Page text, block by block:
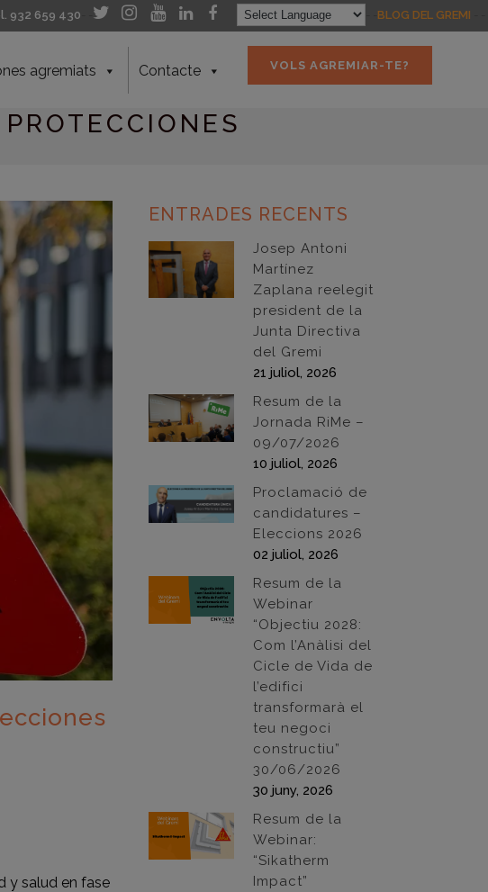
932 659 430 BLOG DEL GREMI
VOLS AGREMIAR-TE?
agremiats Contacte
y salud en fase
ENTRADES RECENTS
Josep Antoni
Martínez
Zaplana reelegit
president de la
Junta Directiva
del Gremi
21 juliol, 2026
Resum de la
Jornada RiMe –
09/07/2026
10 juliol, 2026
Proclamació de
candidatures –
Eleccions 2026
02 juliol, 2026
Resum de la
Webinar
“Objectiu 2028:
Com l’Anàlisi del
Cicle de Vida de
l’edifici
transformarà el
teu negoci
constructiu”
30/06/2026
30 juny, 2026
Resum de la
Webinar:
“Sikatherm
Impact”